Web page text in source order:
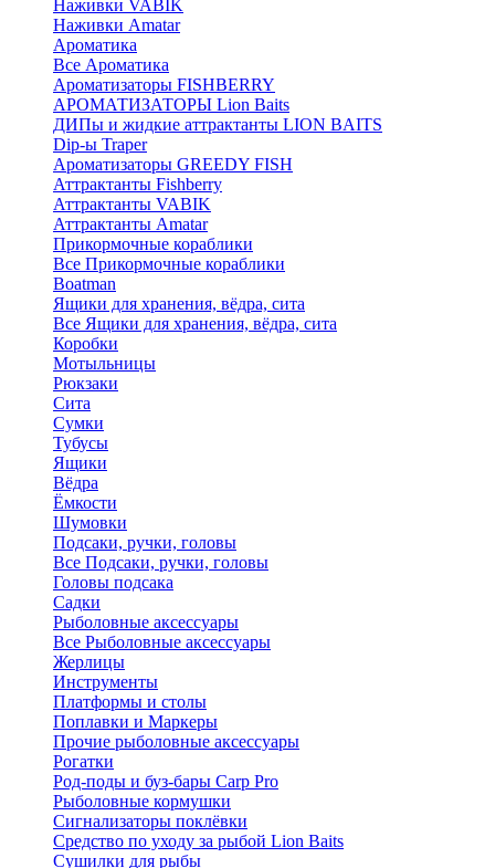
Наживки VABIK
Наживки Amatar
Ароматика
Все Ароматика
Ароматизаторы FISHBERRY
АРОМАТИЗАТОРЫ Lion Baits
ДИПы и жидкие аттрактанты LION BAITS
Dip-ы Traper
Ароматизаторы GREEDY FISH
Аттрактанты Fishberry
Аттрактанты VABIK
Аттрактанты Amatar
Прикормочные кораблики
Все Прикормочные кораблики
Boatman
Ящики для хранения, вёдра, сита
Все Ящики для хранения, вёдра, сита
Коробки
Мотыльницы
Рюкзаки
Сита
Сумки
Тубусы
Ящики
Вёдра
Ёмкости
Шумовки
Подсаки, ручки, головы
Все Подсаки, ручки, головы
Головы подсака
Садки
Рыболовные аксессуары
Все Рыболовные аксессуары
Жерлицы
Инструменты
Платформы и столы
Поплавки и Маркеры
Прочие рыболовные аксессуары
Рогатки
Род-поды и буз-бары Carp Pro
Рыболовные кормушки
Сигнализаторы поклёвки
Средство по уходу за рыбой Lion Baits
Сушилки для рыбы